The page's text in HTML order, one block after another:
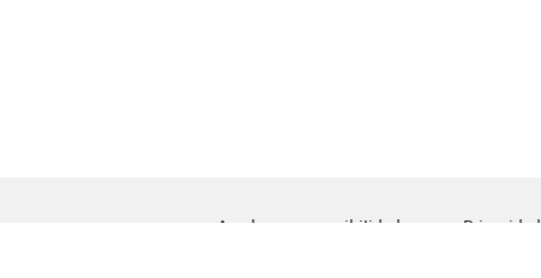
Ayuda para accesibilidad Privacidad